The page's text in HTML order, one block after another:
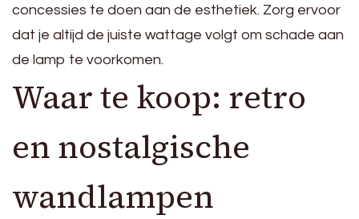
concessies te doen aan de esthetiek. Zorg ervoor
dat je altijd de juiste wattage volgt om schade aan
de lamp te voorkomen.
Waar te koop: retro
en nostalgische
wandlampen